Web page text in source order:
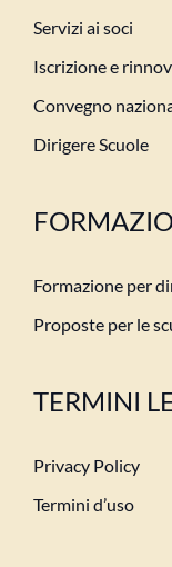
Servizi ai soci
Iscrizione e
Convegno
Dirigere Scuole
Formazione per
Proposte per le
TERMINI
Privacy Policy
Termini d’uso